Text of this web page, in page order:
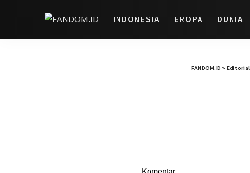
INDONESIA EROPA DUNIA
FANDOM.ID > Editorial